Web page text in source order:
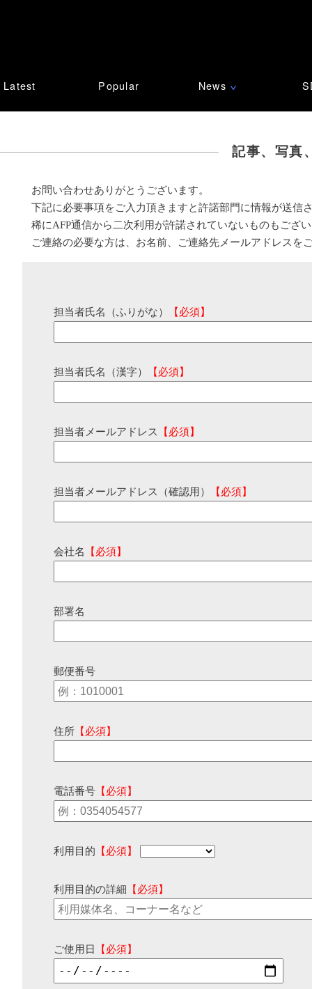
Latest Popular News ∨
記事、写真
お問い合わせありがとうございます。
下記に必要事項をご入力頂きますと許諾部門に情報が送信
稀にAFP通信から二次利用が許諾されていないものもござ
ご連絡の必要な方は、お名前、ご連絡先メールアドレスを
担当者氏名（ふりがな） 【必須】
担当者氏名（漢字） 【必須】
担当者メールアドレス 【必須】
担当者メールアドレス（確認用） 【必須】
会社名 【必須】
部署名
郵便番号
住所 【必須】
電話番号 【必須】
利用目的 【必須】
利用目的の詳細 【必須】
ご使用日 【必須】